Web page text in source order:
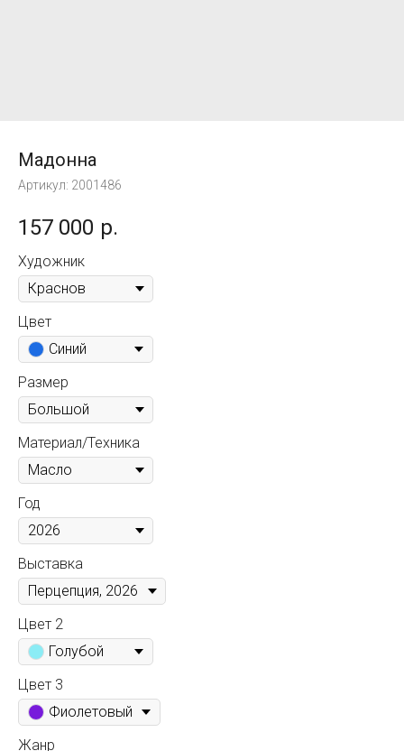
Мадонна
Артикул: 2001486
157 000 р.
Художник
Цвет
Синий
Размер
Материал/Техника
Год
Выставка
Цвет 2
Голубой
Цвет 3
Фиолетовый
Жанр